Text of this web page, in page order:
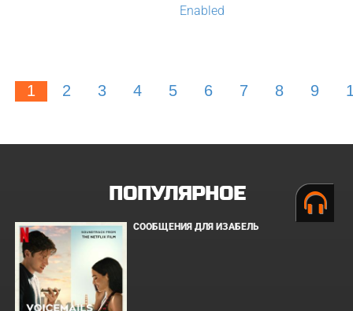
Enabled
1 2 3 4 5 6 7 8 9
ПОПУЛЯРНОЕ
СООБЩЕНИЯ ДЛЯ ИЗАБЕЛЬ